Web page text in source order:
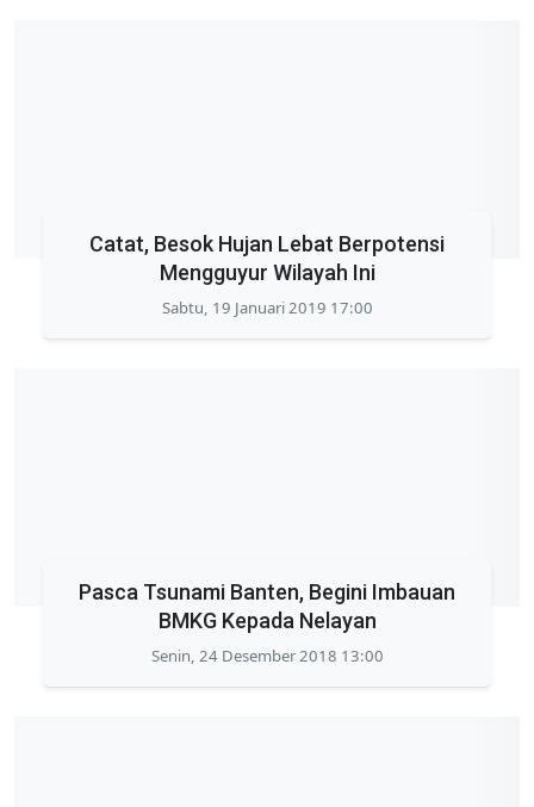
Catat, Besok Hujan Lebat Berpotensi
Mengguyur Wilayah Ini
Sabtu, 19 Januari 2019 17:00
Pasca Tsunami Banten, Begini Imbauan
BMKG Kepada Nelayan
Senin, 24 Desember 2018 13:00